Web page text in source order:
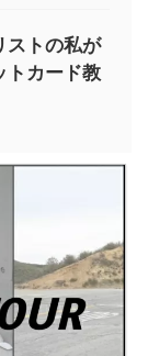
ストの私が
トカード教